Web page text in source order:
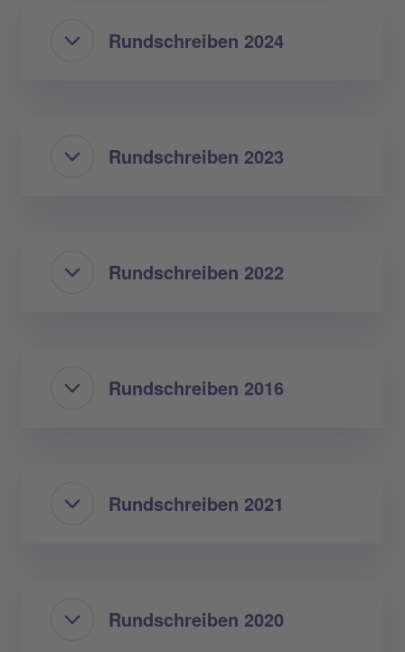
Rundschreiben 2024
Rundschreiben 2023
Rundschreiben 2022
Rundschreiben 2016
Rundschreiben 2021
Rundschreiben 2020